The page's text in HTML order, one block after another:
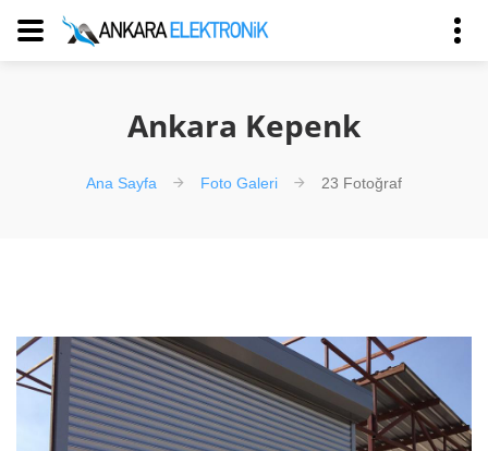
Ankara Kepenk
Ana Sayfa Foto Galeri 23 Fotoğraf